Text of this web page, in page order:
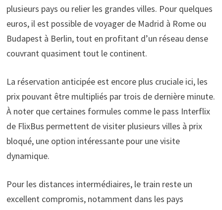
plusieurs pays ou relier les grandes villes. Pour quelques
euros, il est possible de voyager de Madrid à Rome ou
Budapest à Berlin, tout en profitant d’un réseau dense
couvrant quasiment tout le continent.
La réservation anticipée est encore plus cruciale ici, les
prix pouvant être multipliés par trois de dernière minute.
À noter que certaines formules comme le pass Interflix
de FlixBus permettent de visiter plusieurs villes à prix
bloqué, une option intéressante pour une visite
dynamique.
Pour les distances intermédiaires, le train reste un
excellent compromis, notamment dans les pays